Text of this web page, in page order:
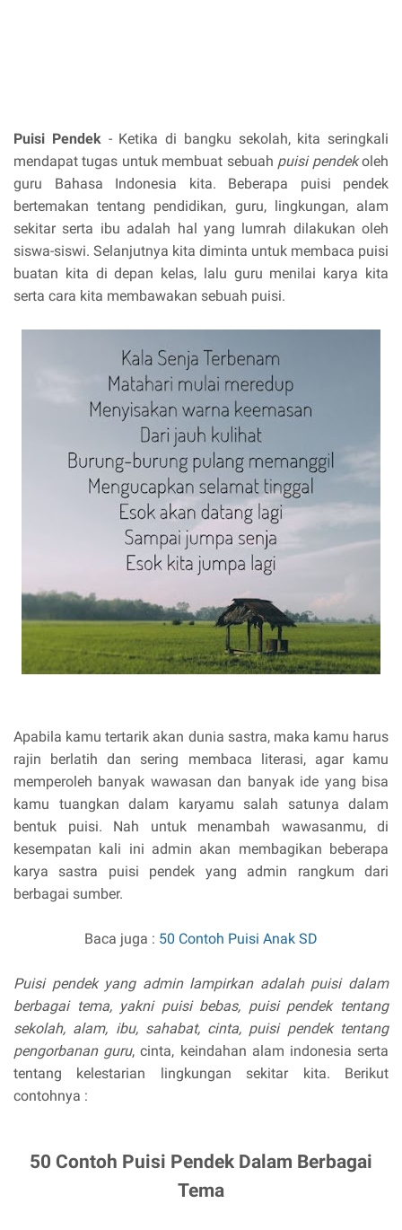
Puisi Pendek - Ketika di bangku sekolah, kita seringkali
mendapat tugas untuk membuat sebuah puisi pendekoleh
guru Bahasa Indonesia kita. Beberapa puisi pendek
bertemakan tentang pendidikan, guru, lingkungan, alam
sekitar serta ibu adalah hal yang lumrah dilakukan oleh
siswa-siswi. Selanjutnya kita diminta untuk membaca puisi
buatan kita di depan kelas, lalu guru menilai karya kita
serta cara kita membawakan sebuah puisi.
Apabila kamu tertarik akan dunia sastra, maka kamu harus
rajin berlatih dan sering membaca literasi, agar kamu
memperoleh banyak wawasan dan banyak ide yang bisa
kamu tuangkan dalam karyamu salah satunya dalam
bentuk puisi. Nah untuk menambah wawasanmu, di
kesempatan kali ini admin akan membagikan beberapa
karya sastra puisi pendek yang admin rangkum dari
berbagai sumber.
Baca juga : 50 Contoh Puisi Anak SD
Puisi pendek yang admin lampirkan adalah puisi dalam
berbagai tema, yakni puisi bebas, puisi pendek tentang
sekolah, alam, ibu, sahabat, cinta, puisi pendek tentang
pengorbanan guru, cinta, keindahan alam indonesia serta
tentang kelestarian lingkungan sekitar kita. Berikut
contohnya :
50 Contoh Puisi Pendek Dalam Berbagai
Tema